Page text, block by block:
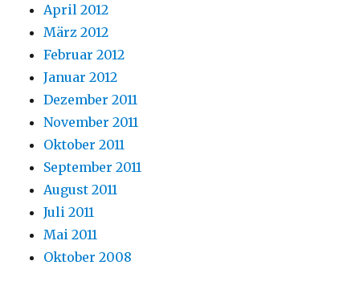
April 2012
März 2012
Februar 2012
Januar 2012
Dezember 2011
November 2011
Oktober 2011
September 2011
August 2011
Juli 2011
Mai 2011
Oktober 2008